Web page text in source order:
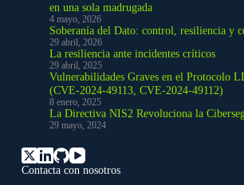
Contacta con nosotros
en una sola madrugada
4 mayo, 2026
Soberanía del Dato: control, resiliencia y
29 abril, 2026
La resiliencia ante incidentes críticos
29 abril, 2025
Vulnerabilidades Graves en el Protocolo
(CVE-2024-49113, CVE-2024-49112)
8 enero, 2025
La Directiva NIS2 Revoluciona la
29 mayo, 2024